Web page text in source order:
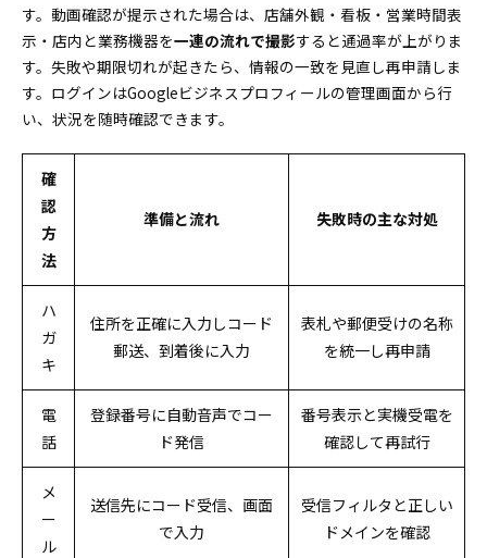
す。動画確認が提示された場合は、店舗外観・看板・営業時間表
示・店内と業務機器を一連の流れで撮影すると通過率が上がりま
す。失敗や期限切れが起きたら、情報の一致を見直し再申請しま
す。ログインはGoogleビジネスプロフィールの管理画面から行
い、状況を随時確認できます。
確
認
方
法
準備と流れ 失敗時の主な対処
ハ
ガ
キ
住所を正確に入力しコード
郵送、到着後に入力
表札や郵便受けの名称
を統一し再申請
電
話
登録番号に自動音声でコー
ド発信
番号表示と実機受電を
確認して再試行
メ
ー
ル
送信先にコード受信、画面
で入力
受信フィルタと正しい
ドメインを確認